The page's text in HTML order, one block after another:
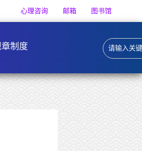
心理咨询 邮箱 图书馆
制度